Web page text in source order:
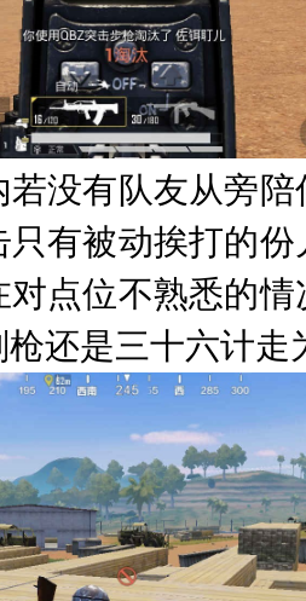
没有队友从旁
只有被动挨打的
对点位不熟悉的
还是三十六计